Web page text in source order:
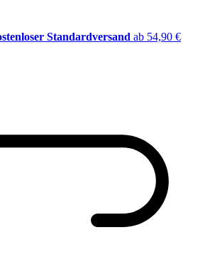
Standardversand ab 54,90 €